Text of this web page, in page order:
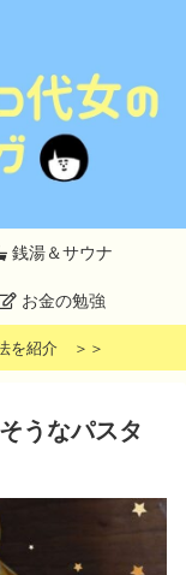
銭湯＆サウナ
お金の勉強
を紹介 ＞＞
うなパスタ